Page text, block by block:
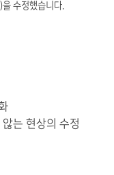
수정했습니다.
는 현상의 수정